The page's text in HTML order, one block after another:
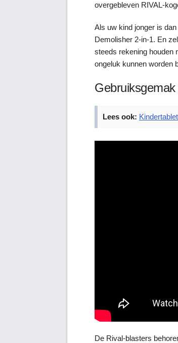
overgebleven RIVAL-
Als uw kind jonger is
Demolisher 2-in-1. En
steeds rekening houden
ongeluk kunnen worden
Lees ook:
De Rival-blasters